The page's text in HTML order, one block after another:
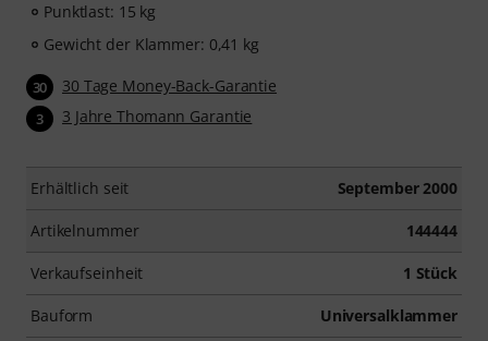
Punktlast: 15 kg
Gewicht der Klammer: 0,41 kg
30 30 Tage Money-Back-Garantie
3 3 Jahre Thomann Garantie
Erhältlich seit September 2000
Artikelnummer 144444
Verkaufseinheit 1 Stück
Bauform Universalklammer